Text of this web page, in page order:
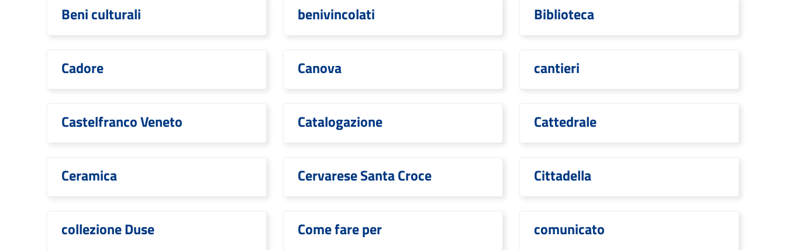
Beni culturali benivincolati Biblioteca
Cadore Canova cantieri
Castelfranco Veneto Catalogazione Cattedrale
Ceramica Cervarese Santa Croce Cittadella
collezione Duse Come fare per comunicato